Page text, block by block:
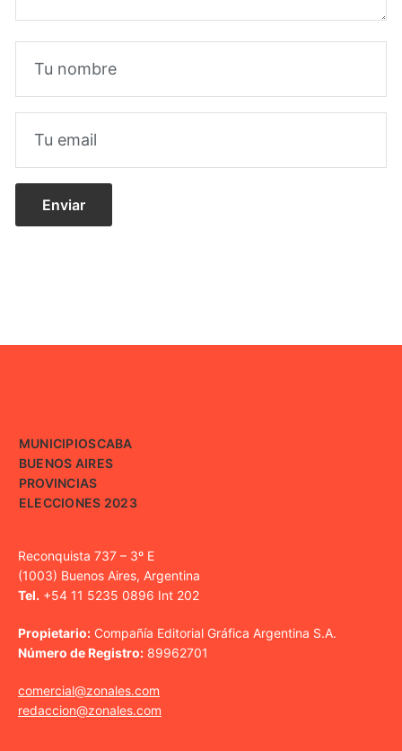
MUNICIPIOSCABA
BUENOS AIRES
PROVINCIAS
ELECCIONES 2023
Reconquista 737 – 3º E
(1003) Buenos Aires, Argentina
Tel. +54 11 5235 0896 Int 202
Propietario: Compañía Editorial Gráfica Argentina S.A.
Número de Registro: 89962701
comercial@zonales.com
redaccion@zonales.com